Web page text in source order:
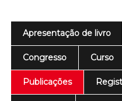
Apresentação de livro
Congresso Curso
Publicações